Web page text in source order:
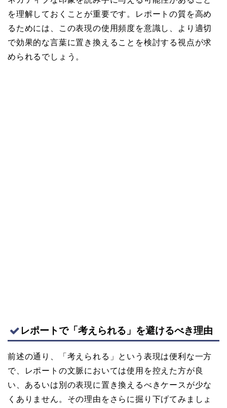
を理解しておくことが重要です。レポートの質を高め
るためには、この表現の使用頻度を意識し、より適切
で効果的な言葉に置き換えることを検討する視点が求
められるでしょう。
レポートで「考えられる」を避けるべき理由
前述の通り、「考えられる」という表現は便利な一方
で、レポートの文脈においては使用を控えた方が良
い、あるいは別の表現に置き換えるべきケースが少な
くありません。その理由をさらに掘り下げてみましょ